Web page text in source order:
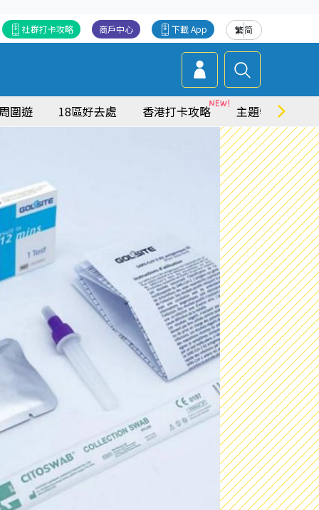
繁简
下載 App
商戶中心
社群打卡攻略
圍遊 18區好去處 香港打卡攻略 主題特集